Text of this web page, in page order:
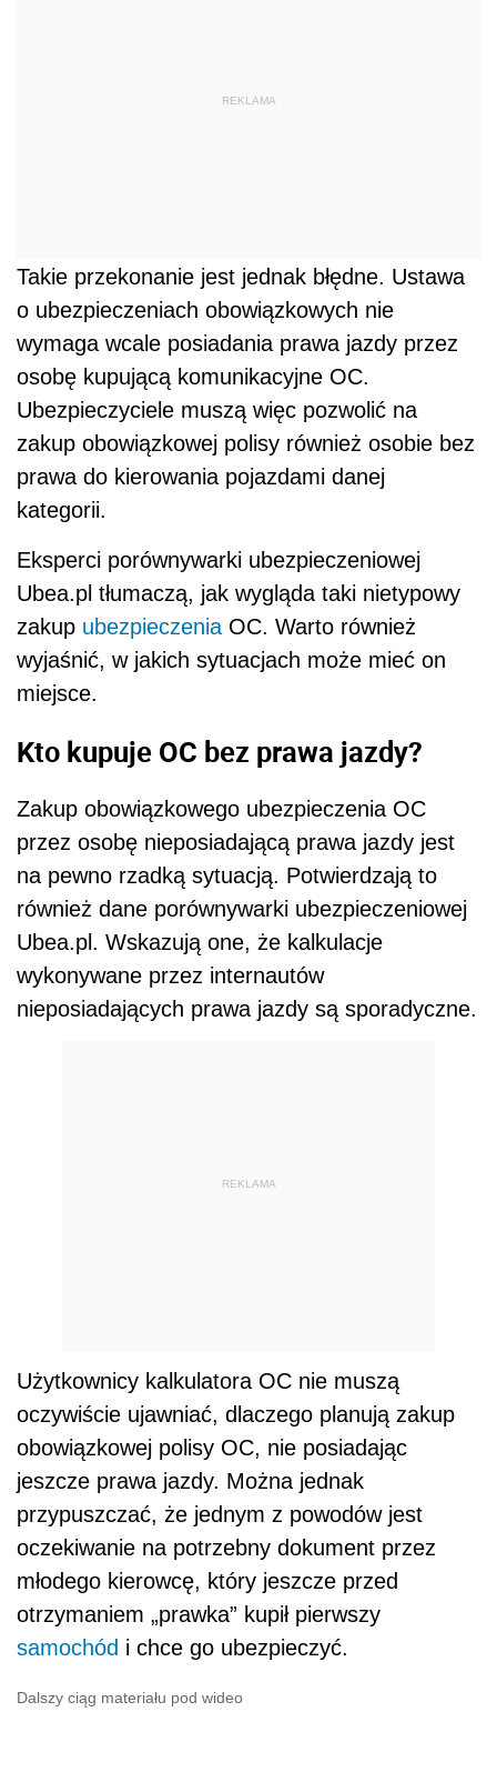
REKLAMA
Takie przekonanie jest jednak błędne. Ustawa
o ubezpieczeniach obowiązkowych nie
wymaga wcale posiadania prawa jazdy przez
osobę kupującą komunikacyjne OC.
Ubezpieczyciele muszą więc pozwolić na
zakup obowiązkowej polisy również osobie bez
prawa do kierowania pojazdami danej
kategorii.
Eksperci porównywarki ubezpieczeniowej
Ubea.pl tłumaczą, jak wygląda taki nietypowy
zakup ubezpieczenia OC. Warto również
wyjaśnić, w jakich sytuacjach może mieć on
miejsce.
Kto kupuje OC bez prawa jazdy?
Zakup obowiązkowego ubezpieczenia OC
przez osobę nieposiadającą prawa jazdy jest
na pewno rzadką sytuacją. Potwierdzają to
również dane porównywarki ubezpieczeniowej
Ubea.pl. Wskazują one, że kalkulacje
wykonywane przez internautów
nieposiadających prawa jazdy są sporadyczne.
REKLAMA
Użytkownicy kalkulatora OC nie muszą
oczywiście ujawniać, dlaczego planują zakup
obowiązkowej polisy OC, nie posiadając
jeszcze prawa jazdy. Można jednak
przypuszczać, że jednym z powodów jest
oczekiwanie na potrzebny dokument przez
młodego kierowcę, który jeszcze przed
otrzymaniem „prawka” kupił pierwszy
samochód i chce go ubezpieczyć.
Dalszy ciąg materiału pod wideo